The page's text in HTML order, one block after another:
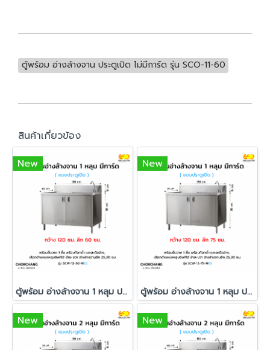
ตู้พร้อม อ่างล้างจาน ประตูเปิด ไม่มีการ์ด รุ่น SCO-11-60
สินค้าเกี่ยวข้อง
New
ตู้พร้อม อ่างล้างจาน 1 หลุม ประตูเปิด มีการ์ด รุ่น SCW-12-60 W
New
ตู้พร้อม อ่างล้างจาน 1 หลุม ประตูเปิด มีการ์ด รุ่น SCW-12-75 W
New New